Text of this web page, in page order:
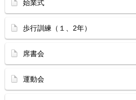
始業式
歩行訓練（１、2年）
席書会
運動会